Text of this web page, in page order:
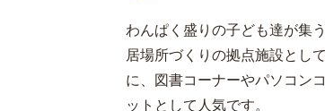
わんぱく盛りの子ども達が集
居場所づくりの拠点施設とし
に、図書コーナーやパソコン
ットとして人気です。